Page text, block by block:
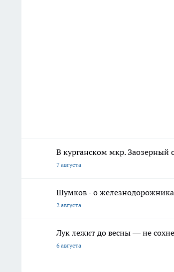
В курганском мкр.
7 августа
Шумков - о
2 августа
Лук лежит до весны — не
6 августа